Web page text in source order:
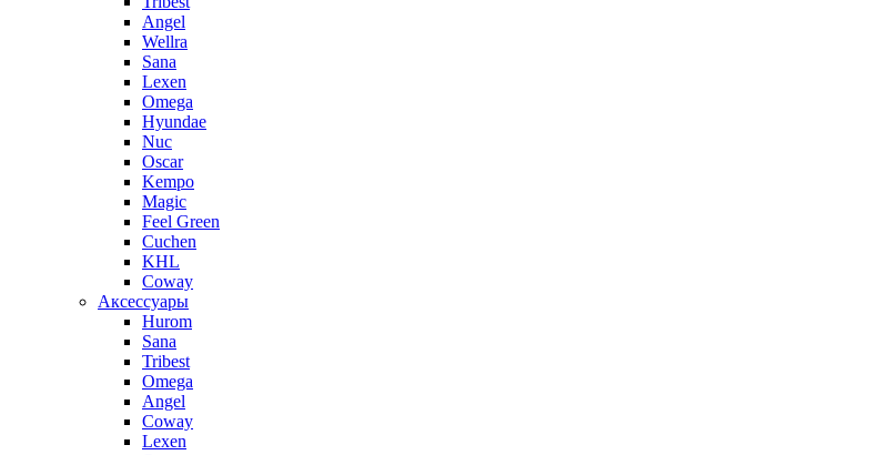
Angel
Wellra
Sana
Lexen
Omega
Hyundae
Nuc
Oscar
Kempo
Magic
Feel Green
Cuchen
KHL
Coway
Аксессуары
Hurom
Sana
Tribest
Omega
Angel
Coway
Lexen